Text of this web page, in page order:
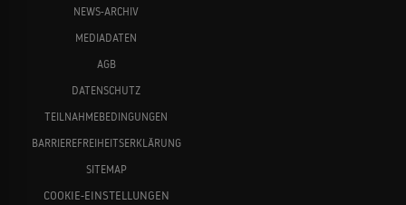
NEWS-ARCHIV
MEDIADATEN
AGB
DATENSCHUTZ
TEILNAHMEBEDINGUNGEN
BARRIEREFREIHEITSERKLÄRUNG
SITEMAP
COOKIE-EINSTELLUNGEN